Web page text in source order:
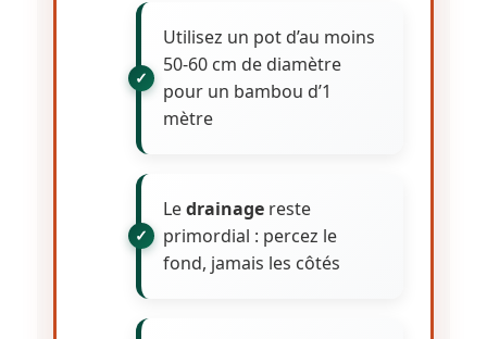
Utilisez un pot d’au moins
50-60 cm de diamètre
pour un bambou d’1
mètre
Ledrainage reste
primordial : percez le
fond, jamais les côtés